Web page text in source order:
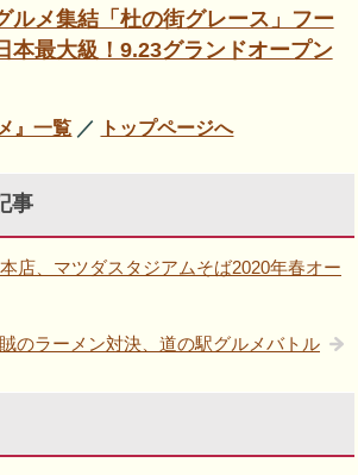
ルメ集結「杜の街グレース」フー
本最大級！9.23グランドオープン
』一覧 ／ トップページへ
事
店、マツダスタジアムそば2020年春オー
のラーメン対決、道の駅グルメバトル